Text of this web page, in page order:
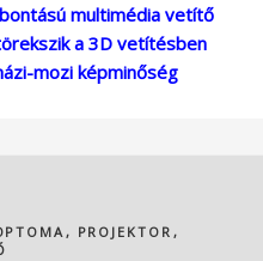
multimédia vetítő
a 3D vetítésben
mozi képminőség
, PROJEKTOR ,